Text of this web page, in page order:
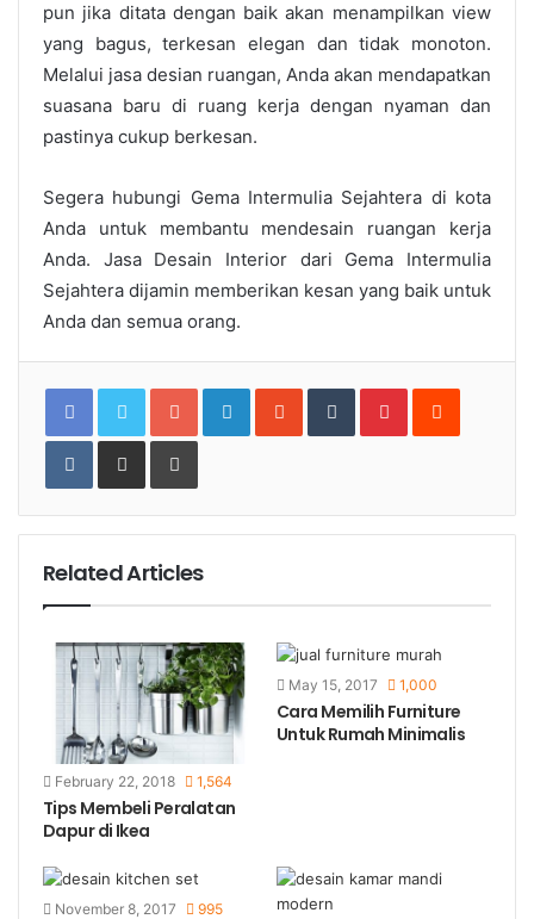
pun jika ditata dengan baik akan menampilkan view
yang bagus, terkesan elegan dan tidak monoton.
Melalui jasa desian ruangan, Anda akan mendapatkan
suasana baru di ruang kerja dengan nyaman dan
pastinya cukup berkesan.
Segera hubungi Gema Intermulia Sejahtera di kota
Anda untuk membantu mendesain ruangan kerja
Anda. Jasa Desain Interior dari Gema Intermulia
Sejahtera dijamin memberikan kesan yang baik untuk
Anda dan semua orang.
Google+LinkedInStumbleUpon
TumblrPinterestReddit
VKontakteShare
Email
Print
Related Articles
February 22, 2018 1,564
Tips Membeli Peralatan
Dapur di Ikea
May 15, 2017 1,000
Cara Memilih Furniture
Untuk Rumah Minimalis
November 8, 2017 995